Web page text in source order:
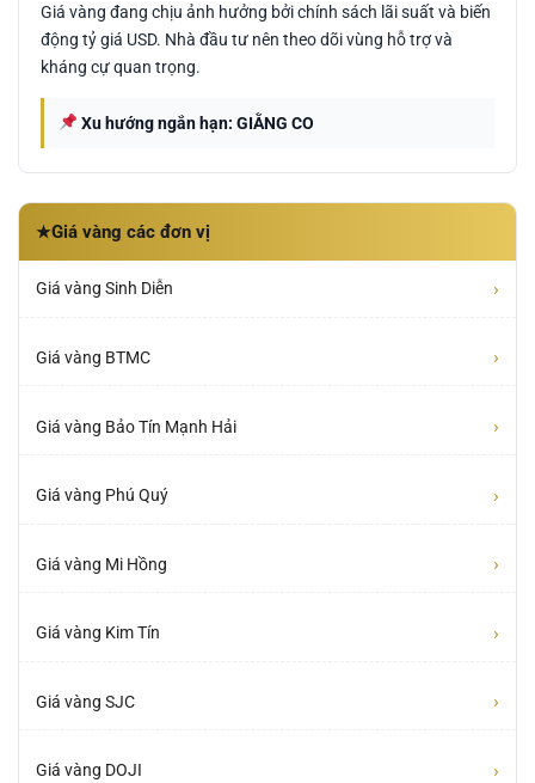
Giá vàng đang chịu ảnh hưởng bởi chính sách lãi suất và biến
động tỷ giá USD. Nhà đầu tư nên theo dõi vùng hỗ trợ và
kháng cự quan trọng.
Xu hướng ngắn hạn: GIẰNG CO
★Giá vàng các đơn vị
Giá vàng Sinh Diễn ›
Giá vàng BTMC ›
Giá vàng Bảo Tín Mạnh Hải ›
Giá vàng Phú Quý ›
Giá vàng Mi Hồng ›
Giá vàng Kim Tín ›
Giá vàng SJC ›
Giá vàng DOJI ›